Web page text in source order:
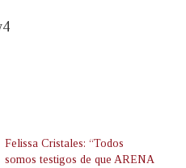
Felissa Cristales: “Todos
somos testigos de que ARENA